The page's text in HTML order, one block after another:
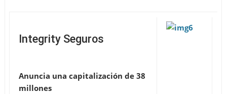
Integrity Seguros
Anuncia una capitalización de 38
millones